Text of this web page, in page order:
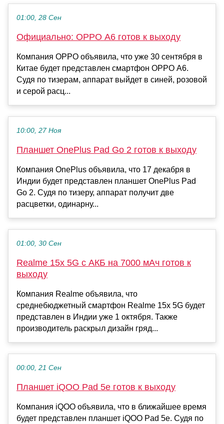
01:00, 28 Сен
Официально: OPPO A6 готов к выходу
Компания OPPO объявила, что уже 30 сентября в
Китае будет представлен смартфон OPPO A6.
Судя по тизерам, аппарат выйдет в синей, розовой
и серой расц...
10:00, 27 Ноя
Планшет OnePlus Pad Go 2 готов к выходу
Компания OnePlus объявила, что 17 декабря в
Индии будет представлен планшет OnePlus Pad
Go 2. Судя по тизеру, аппарат получит две
расцветки, одинарну...
01:00, 30 Сен
Realme 15x 5G с АКБ на 7000 мАч готов к
выходу
Компания Realme объявила, что
среднебюджетный смартфон Realme 15x 5G будет
представлен в Индии уже 1 октября. Также
производитель раскрыл дизайн гряд...
00:00, 21 Сен
Планшет iQOO Pad 5e готов к выходу
Компания iQOO объявила, что в ближайшее время
будет представлен планшет iQOO Pad 5e. Судя по